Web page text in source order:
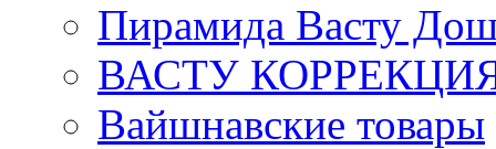
Пирамида Васту
ВАСТУ
Вайшнавские товары